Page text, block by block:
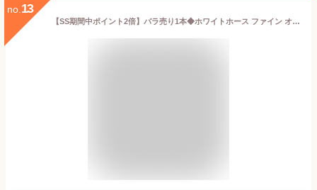
no. 13
【SS期間中ポイント2倍】バラ売り1本◆ホワイトホース ファイン オールド 40度 4000ml(4L)【業務用 大容量 PET 正規※1回の販売は最大4本迄販売品】_[リカーズベスト]_[全品ヤマト宅急便配送]